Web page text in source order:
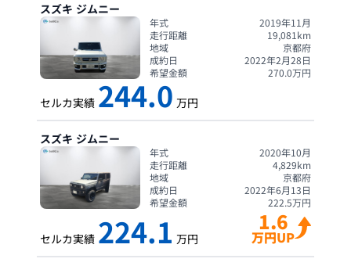
スズキ ジムニー
年式
2019年11月
走行距離
19,081 km
地域
京都府
成約日
2022年2月28日
希望金額
270.0万円
セルカ実績 244.0 万円
スズキ ジムニー
年式
2020年10月
走行距離
4,829km
地域
京都府
成約日
2022年6月13日
希望金額
222.5万円
セルカ実績 224.1 万円
1.6
万円UP